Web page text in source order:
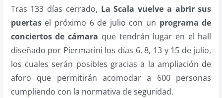
Tras 133 días cerrado, La Scala vuelve a abrir sus
puertasel próximo 6 de julio con un programa de
conciertos de cámara que tendrán lugar en el hall
diseñado por Piermarini los días 6, 8, 13 y 15 de julio,
los cuales serán posibles gracias a la ampliación de
aforo que permitirán acomodar a 600 personas
cumpliendo con la normativa de seguridad.